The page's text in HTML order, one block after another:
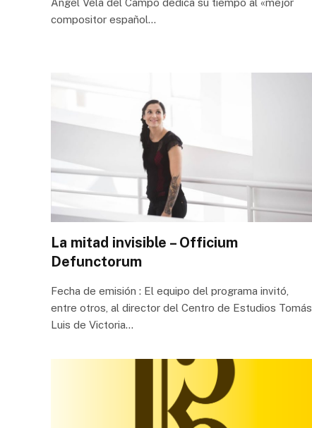
Ángel Vela del Campo dedica su tiempo al «mejor
compositor español…
La mitad invisible – Officium
Defunctorum
Fecha de emisión : El equipo del programa invitó,
entre otros, al director del Centro de Estudios Tomás
Luis de Victoria…